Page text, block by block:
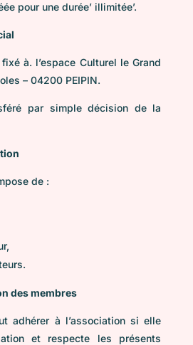
pour une durée’ illimitée’.
à. l’espace Culturel le Grand
– 04200 PEIPIN.
par simple décision de la
de :
des membres
adhérer à l’association si elle
et respecte les présents